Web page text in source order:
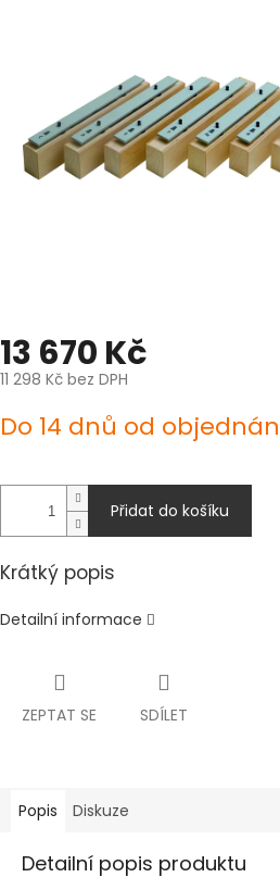
13 670 Kč
11 298 Kč bez DPH
cena:
Do 14 dnů od
Přidat do košíku
Krátký popis
Detailní informace
ZEPTAT SE SDÍLET
Popis Diskuze
Detailní popis produktu